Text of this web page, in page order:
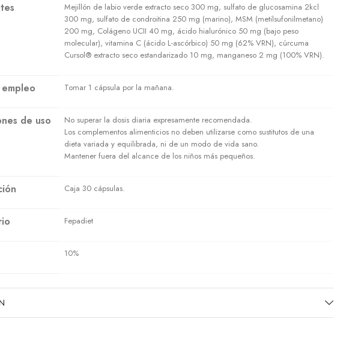
Mejillón de labio verde extracto seco 300 mg, sulfato de glucosamina 2kcl
300 mg, sulfato de condroitina 250 mg (marino), MSM (metilsufonilmetano)
200 mg, Colágeno UCII 40 mg, ácido hialurónico 50 mg (bajo peso
molecular), vitamina C (ácido L-ascórbico) 50 mg (62% VRN), cúrcuma
Cursol® extracto seco estandarizado 10 mg, manganeso 2 mg (100% VRN).
Tomar 1 cápsula por la mañana.
de uso
No superar la dosis diaria expresamente recomendada.
Los complementos alimenticios no deben utilizarse como sustitutos de una
dieta variada y equilibrada, ni de un modo de vida sano.
Mantener fuera del alcance de los niños más pequeños.
Caja 30 cápsulas.
Fepadiet
10%